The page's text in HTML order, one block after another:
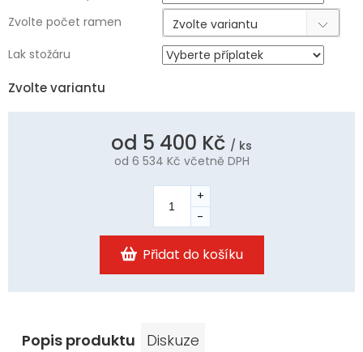
Zvolte variantu
Zvolte počet ramen
Zvolte variantu
Lak stožáru
od 5 400 Kč / ks
od 6 534 Kč včetně DPH
cena:
Přidat do košíku
Popis produktu Diskuze